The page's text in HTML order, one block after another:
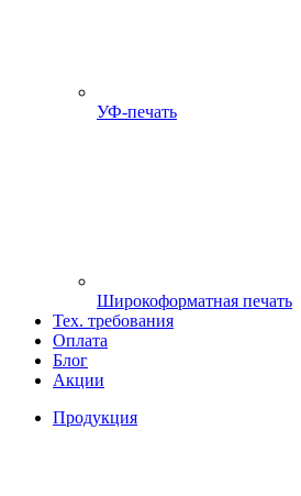
УФ-печать
Широкоформатная печать
Тех. требования
Оплата
Блог
Акции
Продукция